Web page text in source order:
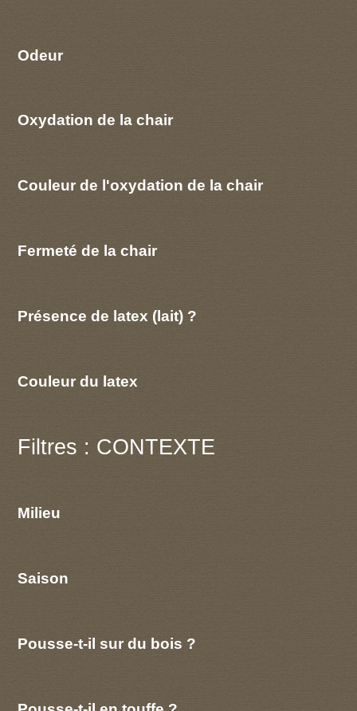
Odeur
Oxydation de la chair
Couleur de l'oxydation de la chair
Fermeté de la chair
Présence de latex (lait) ?
Couleur du latex
Filtres : CONTEXTE
Milieu
Saison
Pousse-t-il sur du bois ?